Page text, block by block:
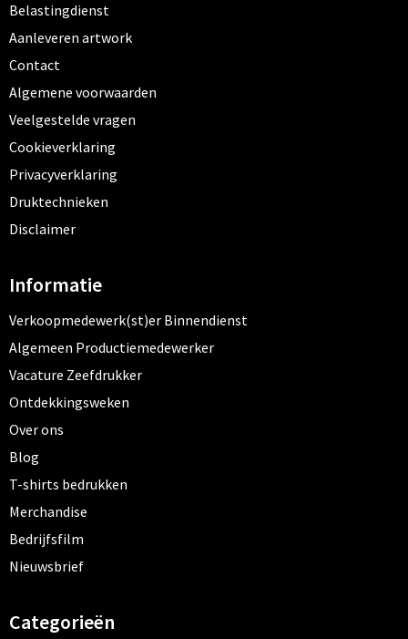
Belastingdienst
Aanleveren artwork
Contact
Algemene voorwaarden
Veelgestelde vragen
Cookieverklaring
Privacyverklaring
Druktechnieken
Disclaimer
Informatie
Verkoopmedewerk(st)er Binnendienst
Algemeen Productiemedewerker
Vacature Zeefdrukker
Ontdekkingsweken
Over ons
Blog
T-shirts bedrukken
Merchandise
Bedrijfsfilm
Nieuwsbrief
Categorieën